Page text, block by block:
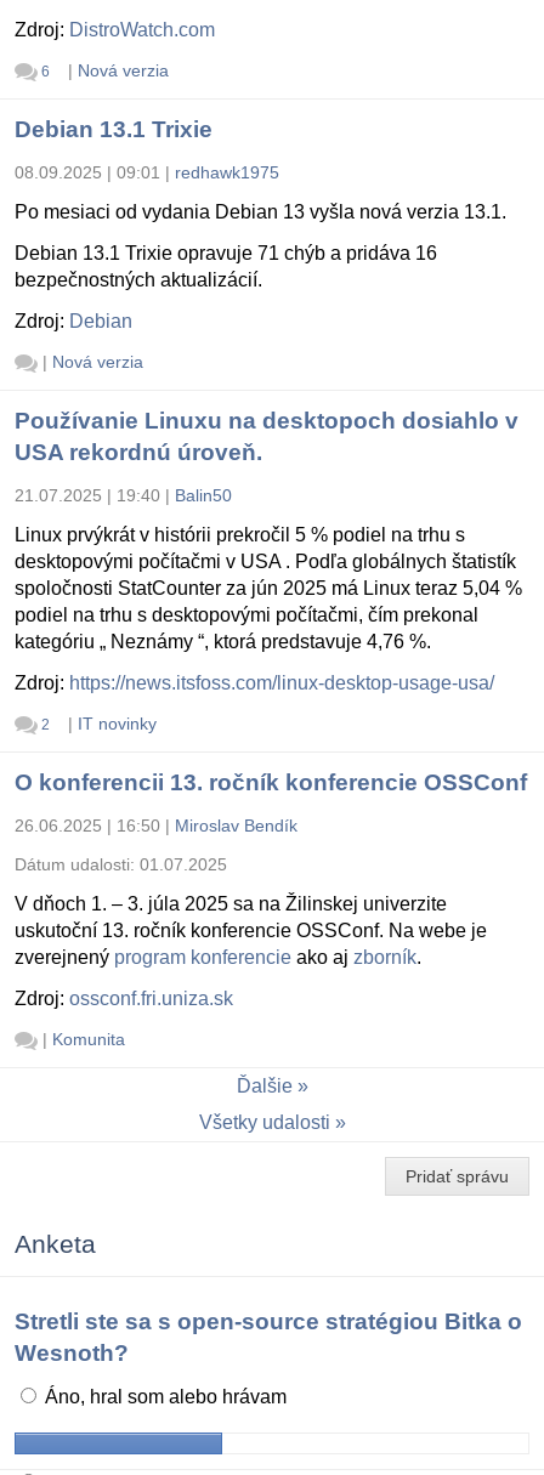
Zdroj: DistroWatch.com
6 | Nová verzia
Debian 13.1 Trixie
08.09.2025 | 09:01 | redhawk1975
Po mesiaci od vydania Debian 13 vyšla nová verzia 13.1.
Debian 13.1 Trixie opravuje 71 chýb a pridáva 16
bezpečnostných aktualizácií.
Zdroj: Debian
| Nová verzia
Používanie Linuxu na desktopoch dosiahlo v
USA rekordnú úroveň.
21.07.2025 | 19:40 | Balin50
Linux prvýkrát v histórii prekročil 5 % podiel na trhu s
desktopovými počítačmi v USA . Podľa globálnych štatistík
spoločnosti StatCounter za jún 2025 má Linux teraz 5,04 %
podiel na trhu s desktopovými počítačmi, čím prekonal
kategóriu „ Neznámy “, ktorá predstavuje 4,76 %.
Zdroj: https://news.itsfoss.com/linux-desktop-usage-usa/
2 | IT novinky
O konferencii 13. ročník konferencie OSSConf
26.06.2025 | 16:50 | Miroslav Bendík
Dátum udalosti: 01.07.2025
V dňoch 1. – 3. júla 2025 sa na Žilinskej univerzite
uskutoční 13. ročník konferencie OSSConf. Na webe je
zverejnený program konferencie ako aj zborník.
Zdroj: ossconf.fri.uniza.sk
| Komunita
Ďalšie
Všetky udalosti
Pridať správu
Anketa
Stretli ste sa s open-source stratégiou Bitka o
Wesnoth?
Áno, hral som alebo hrávam